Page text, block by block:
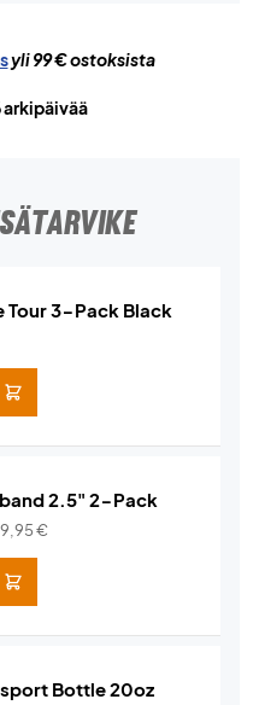
yli 99 € ostoksista
Tour 3-Pack Black
2.5" 2-Pack
9,95€
Bottle 20oz